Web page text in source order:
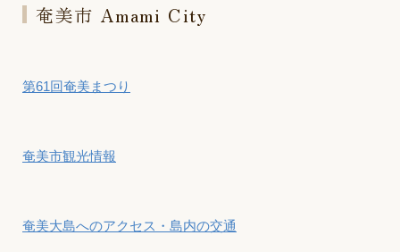
奄美市 Amami City
第61回奄美まつり
奄美市観光情報
奄美大島へのアクセス・島内の交通